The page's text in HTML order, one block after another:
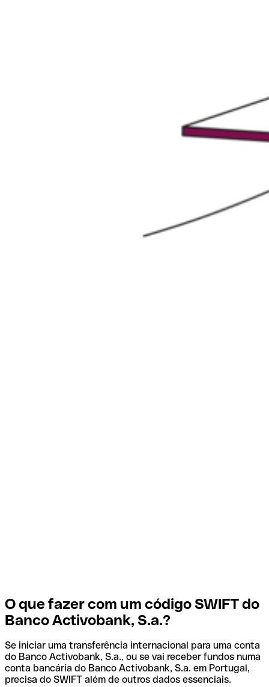
O que fazer com um código SWIFT do
Banco Activobank, S.a.?
Se iniciar uma transferência internacional para uma conta
do Banco Activobank, S.a., ou se vai receber fundos numa
conta bancária do Banco Activobank, S.a. em Portugal,
precisa do SWIFT além de outros dados essenciais.